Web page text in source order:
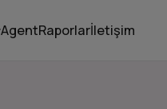
AgentRaporlarİletişim